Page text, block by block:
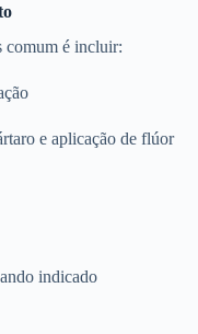
comum é incluir:
e aplicação de flúor
indicado